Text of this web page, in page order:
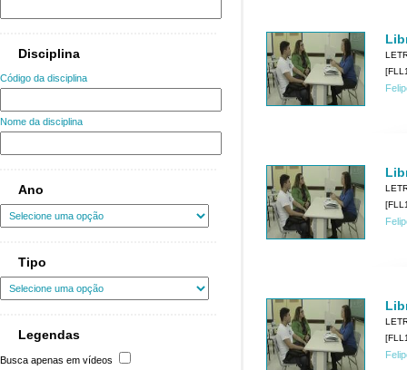
Disciplina
Código da disciplina
Nome da disciplina
Ano
Tipo
Legendas
Busca apenas em vídeos